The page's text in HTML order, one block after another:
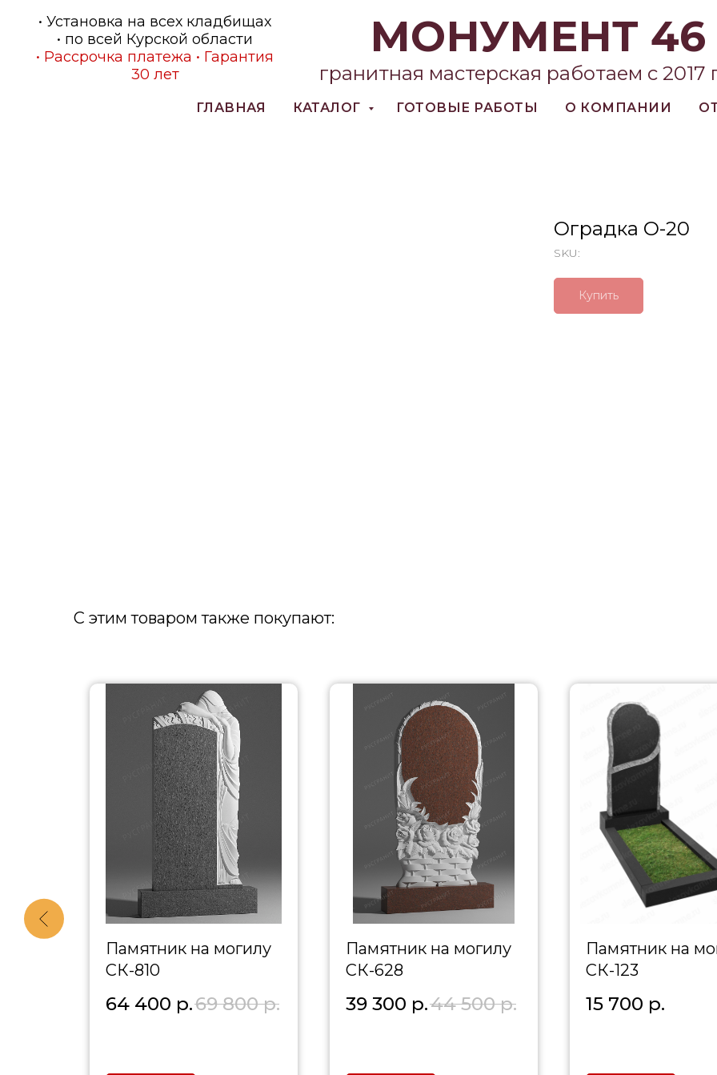
МОНУМЕНТ 46
гранитная мастерская работаем с 2017
• Установка на всех кладбищах
• по всей Курской области
• Рассрочка платежа • Гарантия
30 лет
ГЛАВНАЯ КАТАЛОГ ГОТОВЫЕ РАБОТЫ О КОМПАНИИ
Оградка О-20
SKU:
Купить
С этим товаром также покупают:
Памятник на могилу
СК-810
64 400 р.69 800 р.
Памятник на могилу
СК-628
39 300 р.44 500 р.
Памятник на
СК-123
15 700 р.